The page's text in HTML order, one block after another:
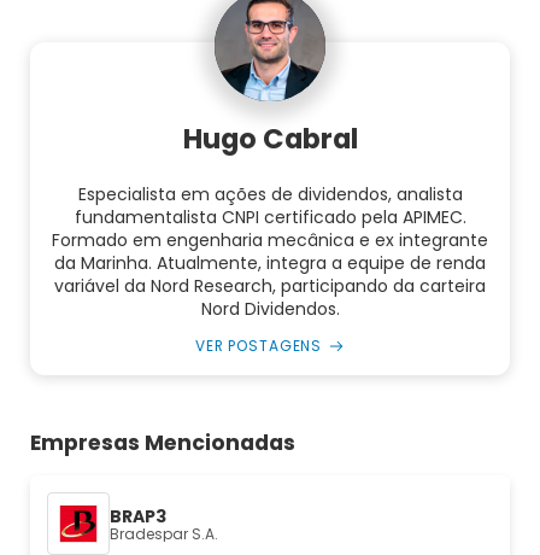
Hugo Cabral
Especialista em ações de dividendos, analista
fundamentalista CNPI certificado pela APIMEC.
Formado em engenharia mecânica e ex integrante
da Marinha. Atualmente, integra a equipe de renda
variável da Nord Research, participando da carteira
Nord Dividendos.
VER POSTAGENS
Empresas Mencionadas
BRAP3
Bradespar S.A.